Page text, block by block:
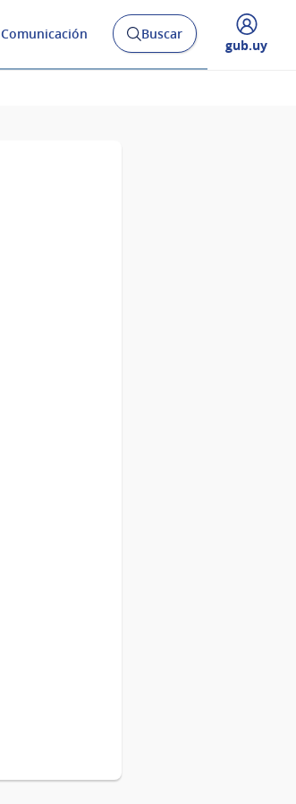
Comunicación
AbrirBuscar
Desplegar
gub.uy